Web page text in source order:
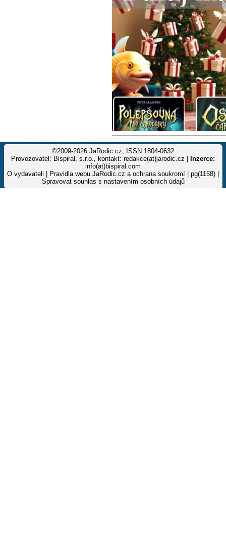
©2009-2026 JaRodic.cz, ISSN 1804-0632
Provozovatel: Bispiral, s.r.o., kontakt: redakce(at)jarodic.cz |
Inzerce:
info(at)bispiral.com
O vydavateli
Pravidla webu JaRodic.cz a ochrana soukromí | pg(1158) |
Spravovat souhlas s nastavením osobních údajů